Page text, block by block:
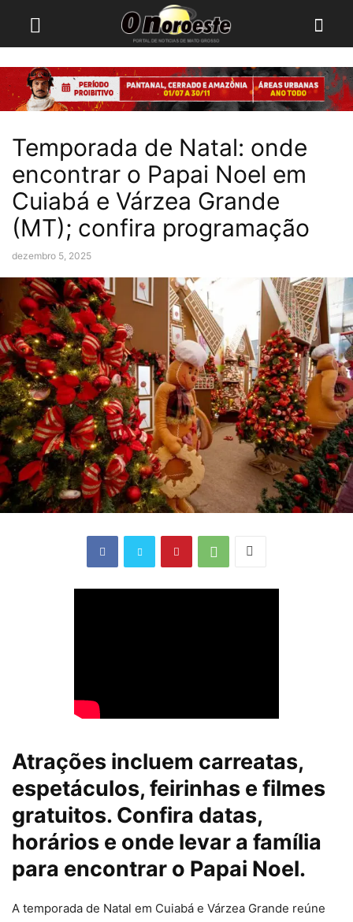
Temporada de Natal: onde
encontrar o Papai Noel em
Cuiabá e Várzea Grande
(MT); confira programação
dezembro 5, 2025
Atrações incluem carreatas,
espetáculos, feirinhas e filmes
gratuitos. Confira datas,
horários e onde levar a família
para encontrar o Papai Noel.
A temporada de Natal em Cuiabá e Várzea Grande reúne